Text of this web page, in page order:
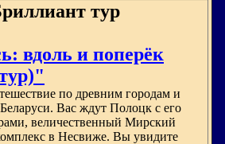
тур
вдоль и поперёк
по древним городам и
Вас ждут Полоцк с его
величественный Мирский
в Несвиже. Вы увидите